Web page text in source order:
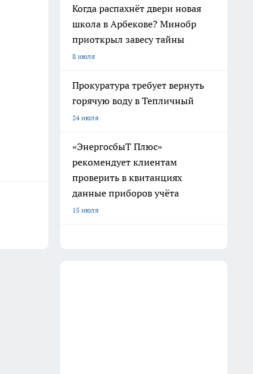
Когда распахнёт двери новая
школа в Арбекове? Минобр
приоткрыл завесу тайны
8 июля
Прокуратура требует вернуть
горячую воду в Тепличный
24 июля
«ЭнергосбыТ Плюс»
рекомендует клиентам
проверить в квитанциях
данные приборов учёта
15 июля